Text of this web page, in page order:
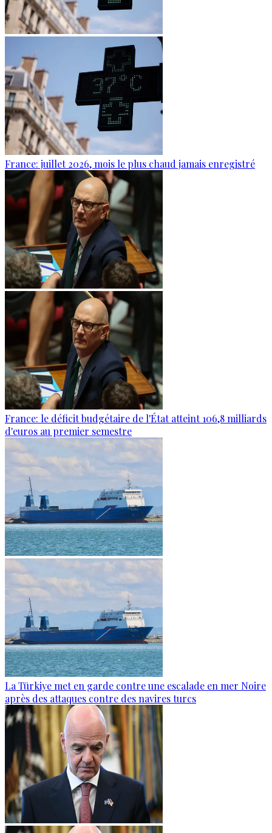
France: juillet 2026, mois le plus chaud jamais enregistré
France: le déficit budgétaire de l'État atteint 106,8 milliards
d'euros au premier semestre
La Türkiye met en garde contre une escalade en mer Noire
après des attaques contre des navires turcs